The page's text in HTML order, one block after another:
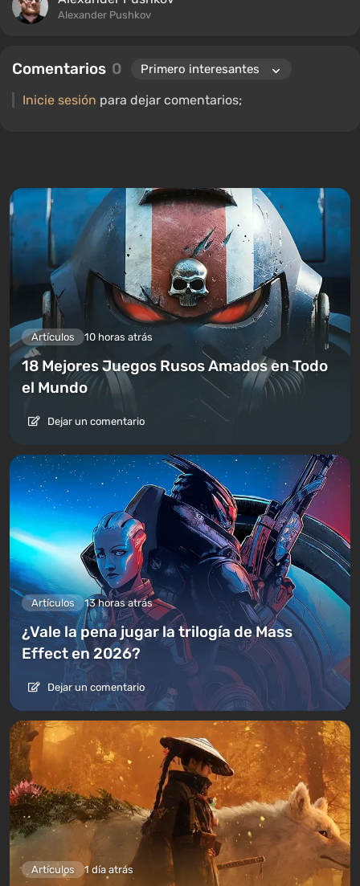
Alexander Pushkov
Comentarios 0
Inicie sesión para dejar comentarios;
Artículos 10 horas atrás
18 Mejores Juegos Rusos Amados en Todo
el Mundo
Dejar un comentario
Artículos 13 horas atrás
¿Vale la pena jugar la trilogía de Mass
Effect en 2026?
Dejar un comentario
Artículos 1 día atrás